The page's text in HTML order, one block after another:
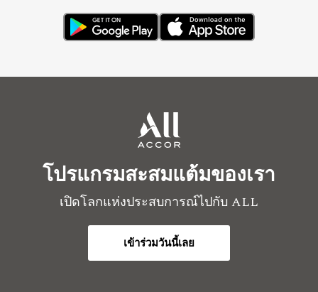
โปรแกรมสะสมแต้มของเรา
เปิดโลกแห่งประสบการณ์ไปกับ ALL
เข้าร่วมวันนี้เลย